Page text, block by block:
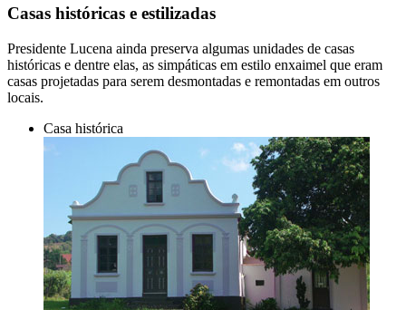
Casas históricas e estilizadas
Presidente Lucena ainda preserva algumas unidades de casas
históricas e dentre elas, as simpáticas em estilo enxaimel que eram
casas projetadas para serem desmontadas e remontadas em outros
locais.
Casa histórica